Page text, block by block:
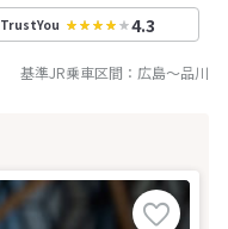
TrustYou 4.3
基準JR乗車区間： 広島～品川